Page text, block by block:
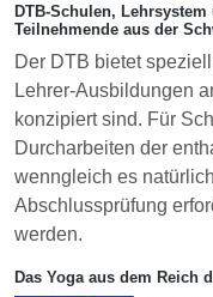
DTB-Schulen,
Teilnehmende aus der
Der DTB bietet
Lehrer-Ausbildungen
konzipiert sind. Für
Durcharbeiten der
wenngleich es
Abschlussprüfung
werden.
Das Yoga aus dem Reich